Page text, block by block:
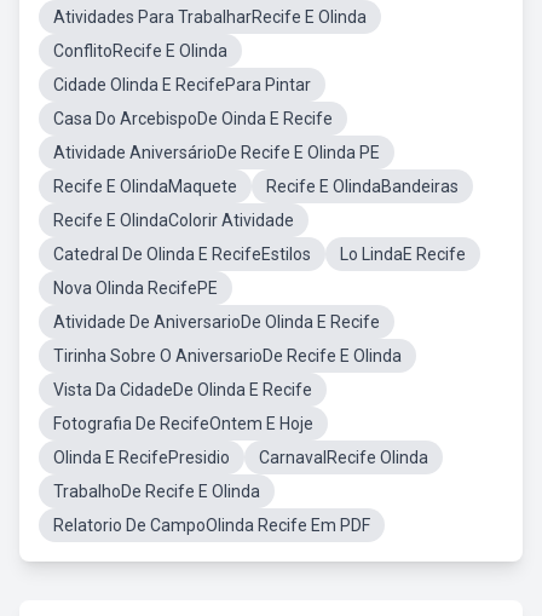
Atividades Para TrabalharRecife E Olinda
ConflitoRecife E Olinda
Cidade Olinda E RecifePara Pintar
Casa Do ArcebispoDe Oinda E Recife
Atividade AniversárioDe Recife E Olinda PE
Recife E OlindaMaquete
Recife E OlindaBandeiras
Recife E OlindaColorir Atividade
Catedral De Olinda E RecifeEstilos
Lo LindaE Recife
Nova Olinda RecifePE
Atividade De AniversarioDe Olinda E Recife
Tirinha Sobre O AniversarioDe Recife E Olinda
Vista Da CidadeDe Olinda E Recife
Fotografia De RecifeOntem E Hoje
Olinda E RecifePresidio
CarnavalRecife Olinda
TrabalhoDe Recife E Olinda
Relatorio De CampoOlinda Recife Em PDF